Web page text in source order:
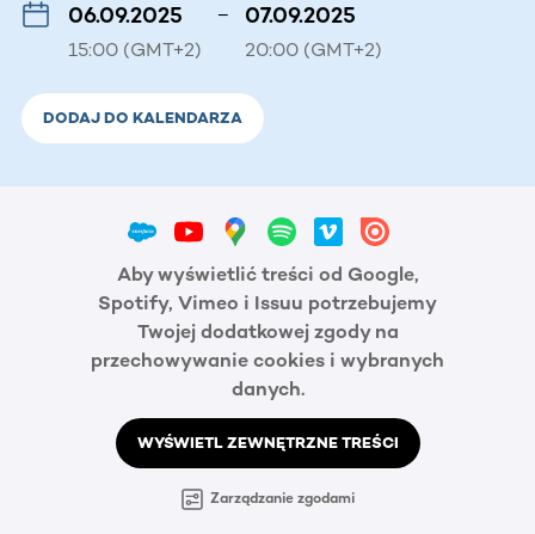
06.09.2025
15:00 (GMT+2)
– 07.09.2025
20:00 (GMT+2)
DODAJ DO KALENDARZA
Aby wyświetlić treści od Google,
Spotify, Vimeo i Issuu potrzebujemy
Twojej dodatkowej zgody na
przechowywanie cookies i wybranych
danych.
WYŚWIETL ZEWNĘTRZNE TREŚCI
Zarządzanie zgodami